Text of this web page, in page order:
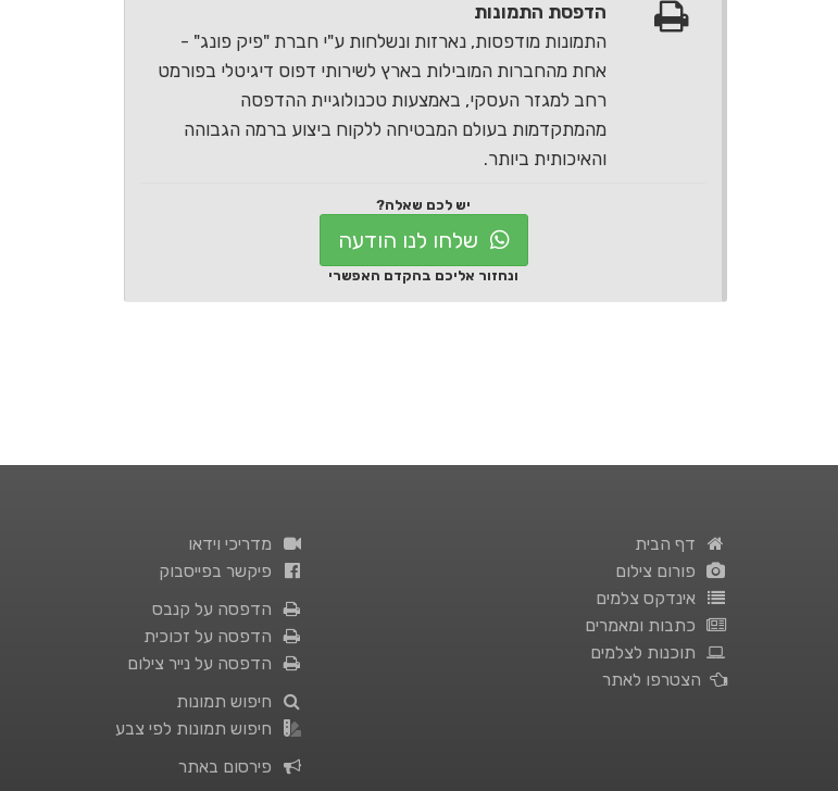
הדפסת התמונות
התמונות מודפסות, נארזות ונשלחות ע"י חברת "פיק פונג" -
אחת מהחברות המובילות בארץ לשירותי דפוס דיגיטלי בפורמט
רחב למגזר העסקי, באמצעות טכנולוגיית ההדפסה
מהמתקדמות בעולם המבטיחה ללקוח ביצוע ברמה הגבוהה
והאיכותית ביותר.
יש לכם שאלה?
שלחו לנו הודעה
ונחזור אליכם בהקדם האפשרי
מדריכי וידאו
פיקשר בפייסבוק
הדפסה על קנבס
הדפסה על זכוכית
הדפסה על נייר צילום
חיפוש תמונות
חיפוש תמונות לפי צבע
פירסום באתר
דף הבית
פורום צילום
אינדקס צלמים
כתבות ומאמרים
תוכנות לצלמים
הצטרפו לאתר